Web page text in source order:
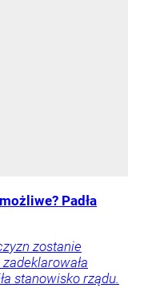
Padła
zostanie
stanowisko rządu.